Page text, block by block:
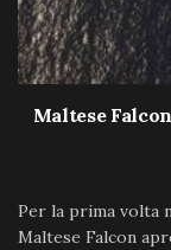
Maltese
Per la prima volta
Maltese Falcon